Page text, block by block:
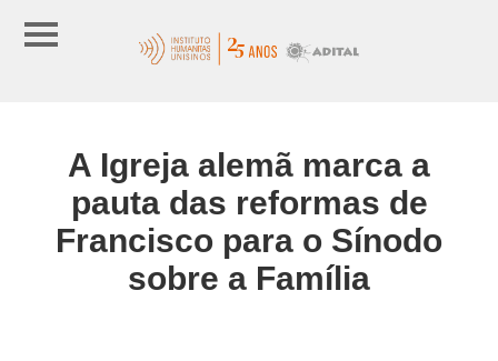
A Igreja alemã marca a
pauta das reformas de
Francisco para o Sínodo
sobre a Família